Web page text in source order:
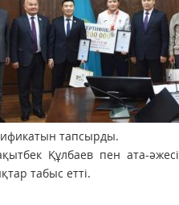
тапсырды.
Құлбаев пен ата-
табыс етті.